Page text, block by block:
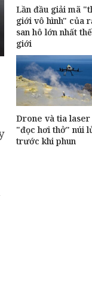
Lần đầu giải mã
giới vô hình" của
san hô lớn nhất thế
giới
Drone và tia laser
"đọc hơi thở" núi
trước khi phun